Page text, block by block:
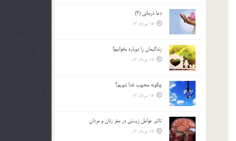
دعا درمانی (2)
17 مرداد 03
زندگيمان را دوباره بخوانيم!
17 مرداد 03
چگونه محبوب خدا شويم؟
17 مرداد 03
تاثیر عوامل زيستي در مغز زنان و مردان
17 مرداد 03